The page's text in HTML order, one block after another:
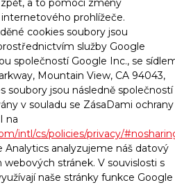
a to pomocí změny
prohlížeče.
cookies soubory jsou
služby Google
společností Google Inc., se
Mountain View, CA 94043,
soubory jsou následně společností
v souladu se ZásaDami ochrany
na
intl/cs/policies/privacy/
Analytics analyzujeme náš datový
webových stránek. V souvislosti s
naše stránky funkce Google